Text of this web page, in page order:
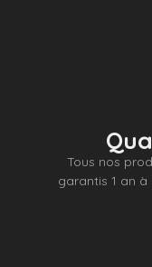
Tous nos
garantis 1 an